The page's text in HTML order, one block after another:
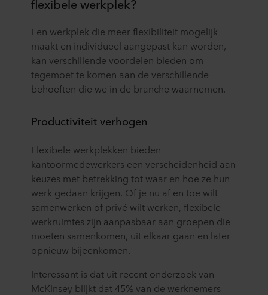
flexibele werkplek?
Een werkplek die meer flexibiliteit mogelijk
maakt en individueel aangepast kan worden,
kan verschillende voordelen bieden om
tegemoet te komen aan de verschillende
behoeften die we in de branche waarnemen.
Productiviteit verhogen
Flexibele werkplekken bieden
kantoormedewerkers een verscheidenheid aan
keuzes met betrekking tot waar en hoe ze hun
werk gedaan krijgen. Of je nu af en toe wilt
samenwerken of privé wilt werken, flexibele
werkruimtes zijn aanpasbaar aan groepen die
moeten samenkomen, uit elkaar gaan en later
opnieuw bijeenkomen.
Interessant is dat uit recent onderzoek van
McKinsey blijkt dat 45% van de werknemers